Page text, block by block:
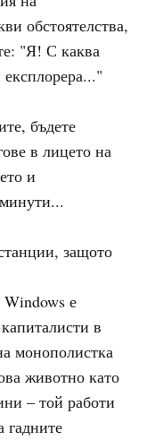
обстоятелства,
"Я! С каква
бъдете
в лицето на
и
защото
Windows е
в
монополистка
животно като
– той работи
гадните